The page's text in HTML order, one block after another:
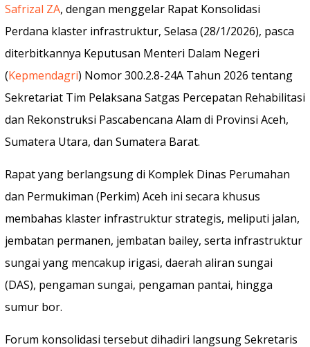
Safrizal ZA, dengan menggelar Rapat Konsolidasi
Perdana klaster infrastruktur, Selasa (28/1/2026), pasca
diterbitkannya Keputusan Menteri Dalam Negeri
(Kepmendagri) Nomor 300.2.8-24A Tahun 2026 tentang
Sekretariat Tim Pelaksana Satgas Percepatan Rehabilitasi
dan Rekonstruksi Pascabencana Alam di Provinsi Aceh,
Sumatera Utara, dan Sumatera Barat.
Rapat yang berlangsung di Komplek Dinas Perumahan
dan Permukiman (Perkim) Aceh ini secara khusus
membahas klaster infrastruktur strategis, meliputi jalan,
jembatan permanen, jembatan bailey, serta infrastruktur
sungai yang mencakup irigasi, daerah aliran sungai
(DAS), pengaman sungai, pengaman pantai, hingga
sumur bor.
Forum konsolidasi tersebut dihadiri langsung Sekretaris